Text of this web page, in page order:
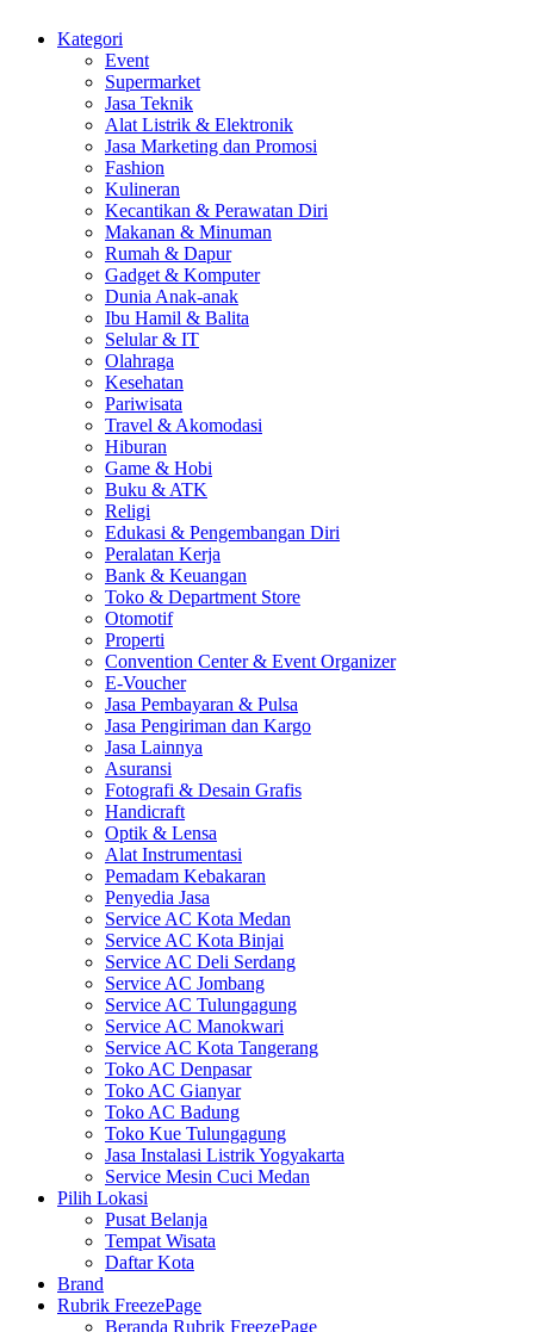
Kategori
Event
Supermarket
Jasa Teknik
Alat Listrik & Elektronik
Jasa Marketing dan Promosi
Fashion
Kulineran
Kecantikan & Perawatan Diri
Makanan & Minuman
Rumah & Dapur
Gadget & Komputer
Dunia Anak-anak
Ibu Hamil & Balita
Selular & IT
Olahraga
Kesehatan
Pariwisata
Travel & Akomodasi
Hiburan
Game & Hobi
Buku & ATK
Religi
Edukasi & Pengembangan Diri
Peralatan Kerja
Bank & Keuangan
Toko & Department Store
Otomotif
Properti
Convention Center & Event Organizer
E-Voucher
Jasa Pembayaran & Pulsa
Jasa Pengiriman dan Kargo
Jasa Lainnya
Asuransi
Fotografi & Desain Grafis
Handicraft
Optik & Lensa
Alat Instrumentasi
Pemadam Kebakaran
Penyedia Jasa
Service AC Kota Medan
Service AC Kota Binjai
Service AC Deli Serdang
Service AC Jombang
Service AC Tulungagung
Service AC Manokwari
Service AC Kota Tangerang
Toko AC Denpasar
Toko AC Gianyar
Toko AC Badung
Toko Kue Tulungagung
Jasa Instalasi Listrik Yogyakarta
Service Mesin Cuci Medan
Pilih Lokasi
Pusat Belanja
Tempat Wisata
Daftar Kota
Brand
Rubrik FreezePage
Beranda Rubrik FreezePage